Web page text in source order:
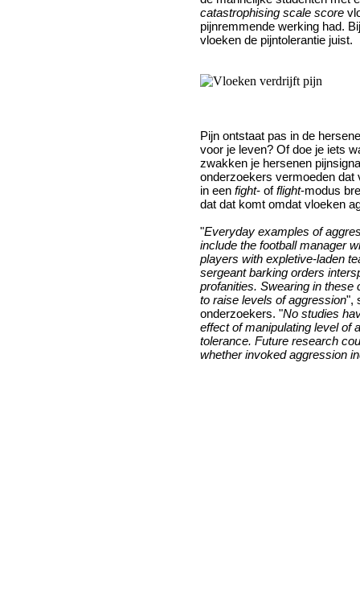
catastrophising scale score
pijnremmende werking had.
vloeken de pijntolerantie juist.
Pijn ontstaat pas in de
voor je leven? Of doe je iets
zwakken je hersenen
onderzoekers vermoeden dat
in een fight- offlight-modus
dat dat komt omdat vloeken
"Everyday examples of
include the football manager
players with expletive-laden
sergeant barking orders
profanities. Swearing in
to raise levels of aggression",
onderzoekers. "No studies
effect of manipulating level of
tolerance. Future research
whether invoked aggression